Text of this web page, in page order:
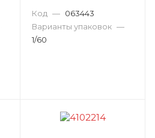
ФИОЛЕТОВЫЙ,
90Х90Х70 ММ 4105507
Код — 063443
Варианты упаковок —
1/60